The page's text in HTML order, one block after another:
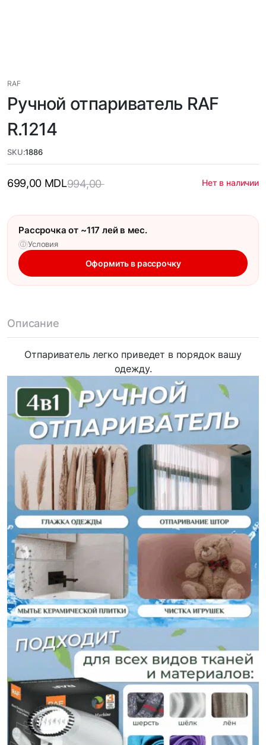
RAF
Ручной отпариватель RAF
R.1214
SKU:1886
994,00
699,00 MDL Нет в наличии
Рассрочка от ~117 лей в мес.
ⓘ Условия
Оформить в рассрочку
Описание
Отпариватель легко приведет в порядок вашу
одежду.